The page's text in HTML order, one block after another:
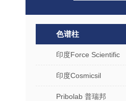
色谱柱
印度Force Scientific
印度Cosmicsil
Pribolab 普瑞邦